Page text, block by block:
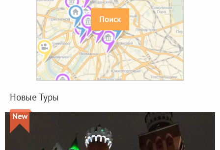
Поиск
Новые Туры
New